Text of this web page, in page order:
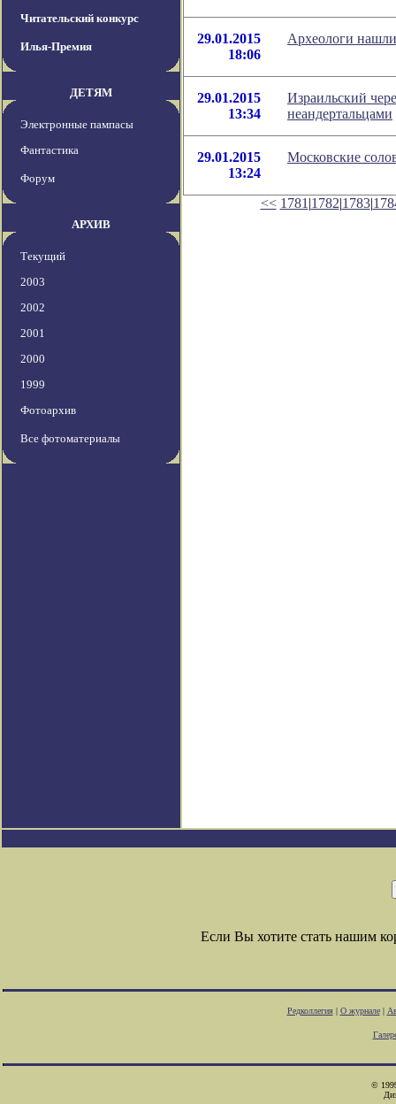
Читательский конкурс
Илья-Премия
ДЕТЯМ
Электронные пампасы
Фантастика
Форум
АРХИВ
Текущий
2003
2002
2001
2000
1999
Фотоархив
Все фотоматериалы
29.01.2015
18:06
Археологи
29.01.2015
13:34
Израильский
неандертальцами
29.01.2015
13:24
Московские
<< 1781 |1782|1783|
Если Вы хотите стать нашим
Редколлегия| О журнале|
©